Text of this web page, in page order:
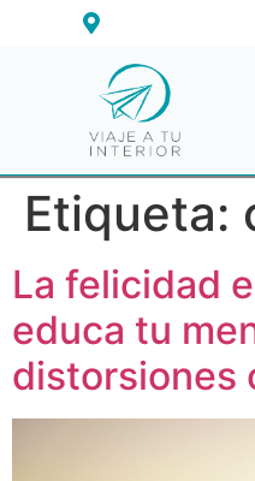
Etiqueta:
La felicidad
educa tu
distorsiones